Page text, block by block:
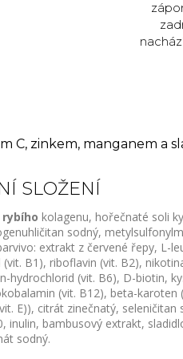
C, zinkem, manganem a
SLOŽENÍ
rybího kolagenu, hořečnaté soli
sodný,
extrakt z červené řepy, L-
B1), riboflavin (vit. B2),
hydrochlorid (vit. B6), D-biotin,
(vit. B12), beta-karoten
E)), citrát zinečnatý, seleničitan
bambusový extrakt,
sodný.